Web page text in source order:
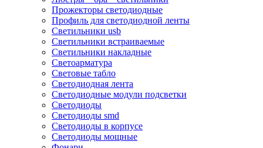
Прожекторы светодиодные
Профиль для светодиодной ленты
Светильники usb
Светильники встраиваемые
Светильники накладные
Светоарматура
Световые табло
Светодиодная лента
Светодиодные модули подсветки
Светодиоды
Светодиоды smd
Светодиоды в корпусе
Светодиоды мощные